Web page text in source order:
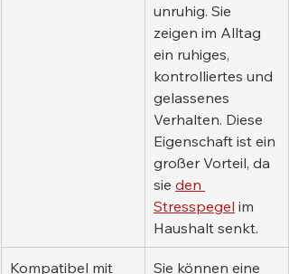
unruhig. Sie
zeigen im Alltag
ein ruhiges,
kontrolliertes und
gelassenes
Verhalten. Diese
Eigenschaft ist ein
großer Vorteil, da
sie den
Stresspegel im
Haushalt senkt.
Kompatibel mit
Sie können eine